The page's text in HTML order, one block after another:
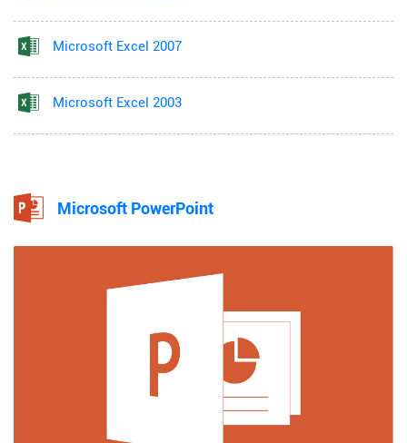
Microsoft Excel 2007
Microsoft Excel 2003
Microsoft PowerPoint